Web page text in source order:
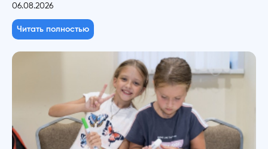
06.08.2026
Читать полностью